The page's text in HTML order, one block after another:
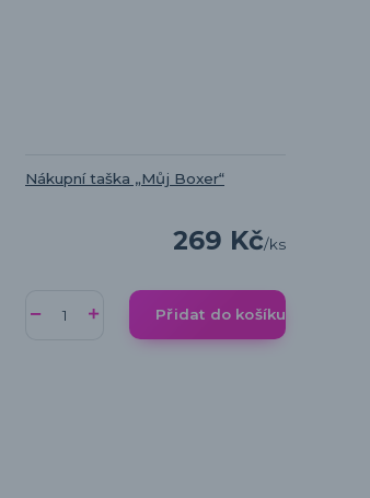
Nákupní taška „Můj Boxer“
269 Kč/ks
Přidat do košíku